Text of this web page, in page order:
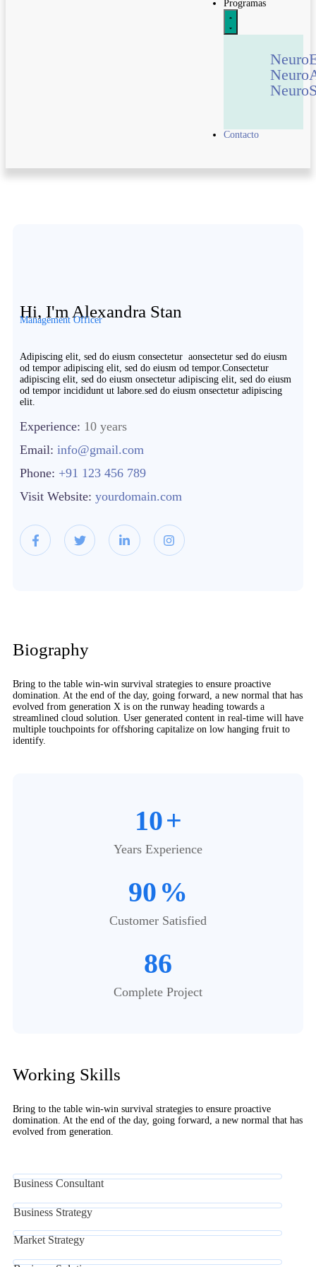
Programas
Contacto
Hi, I'm Alexandra Stan
Management Officer
Adipiscing elit, sed do eiusm consectetur aonsectetur sed do eiusm
od tempor adipiscing elit, sed do eiusm od tempor.Consectetur
adipiscing elit, sed do eiusm onsectetur adipiscing elit, sed do eiusm
od tempor incididunt ut labore.sed do eiusm onsectetur adipiscing
elit.
Experience: 10 years
Email: info@gmail.com
Phone: +91 123 456 789
Visit Website: yourdomain.com
Biography​
Bring to the table win-win survival strategies to ensure proactive
domination. At the end of the day, going forward, a new normal that has
evolved from generation X is on the runway heading towards a
streamlined cloud solution. User generated content in real-time will have
multiple touchpoints for offshoring capitalize on low hanging fruit to
identify.
10+
Years Experience
90 %
Customer Satisfied
86
Complete Project
Working Skills
Bring to the table win-win survival strategies to ensure proactive
domination. At the end of the day, going forward, a new normal that has
evolved from generation.
Business Consultant
Business Strategy
Market Strategy